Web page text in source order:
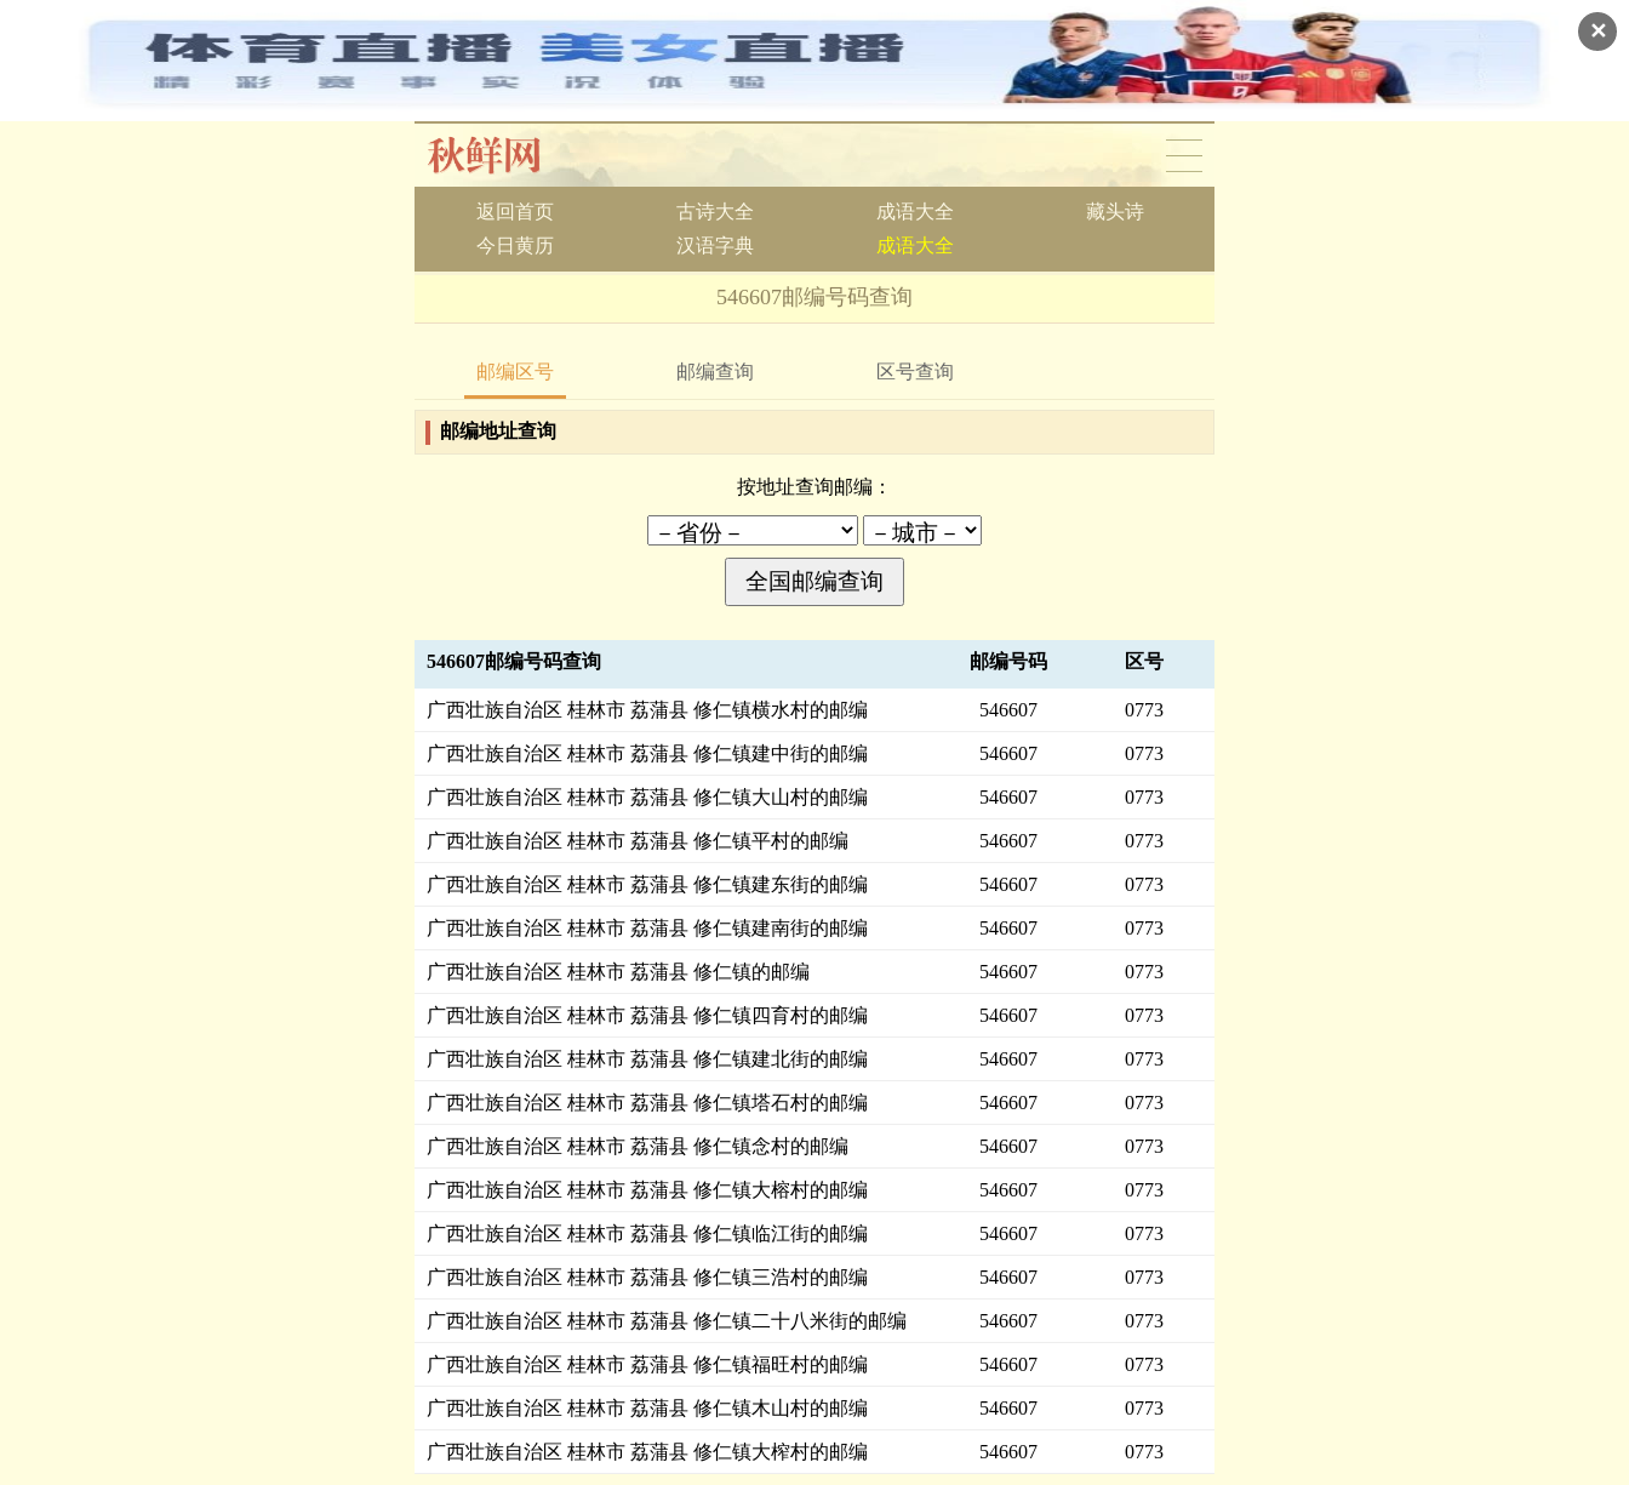
✕
返回首页 古诗大全 成语大全
藏头诗
今日黄历
汉语字典 成语大全
546607邮编号码查询
邮编区号 邮编查询 区号查询
邮编地址查询
按地址查询邮编：
546607邮编号码查询 邮编号码 区号
广西壮族自治区 桂林市 荔蒲县 修仁镇横水村的邮编 546607 0773
广西壮族自治区 桂林市 荔蒲县 修仁镇建中街的邮编 546607 0773
广西壮族自治区 桂林市 荔蒲县 修仁镇大山村的邮编 546607 0773
广西壮族自治区 桂林市 荔蒲县 修仁镇平村的邮编 546607 0773
广西壮族自治区 桂林市 荔蒲县 修仁镇建东街的邮编 546607 0773
广西壮族自治区 桂林市 荔蒲县 修仁镇建南街的邮编 546607 0773
广西壮族自治区 桂林市 荔蒲县 修仁镇的邮编 546607 0773
广西壮族自治区 桂林市 荔蒲县 修仁镇四育村的邮编 546607 0773
广西壮族自治区 桂林市 荔蒲县 修仁镇建北街的邮编 546607 0773
广西壮族自治区 桂林市 荔蒲县 修仁镇塔石村的邮编 546607 0773
广西壮族自治区 桂林市 荔蒲县 修仁镇念村的邮编 546607 0773
广西壮族自治区 桂林市 荔蒲县 修仁镇大榕村的邮编 546607 0773
广西壮族自治区 桂林市 荔蒲县 修仁镇临江街的邮编 546607 0773
广西壮族自治区 桂林市 荔蒲县 修仁镇三浩村的邮编 546607 0773
广西壮族自治区 桂林市 荔蒲县 修仁镇二十八米街的邮编 546607 0773
广西壮族自治区 桂林市 荔蒲县 修仁镇福旺村的邮编 546607 0773
广西壮族自治区 桂林市 荔蒲县 修仁镇木山村的邮编 546607 0773
广西壮族自治区 桂林市 荔蒲县 修仁镇大榨村的邮编 546607 0773